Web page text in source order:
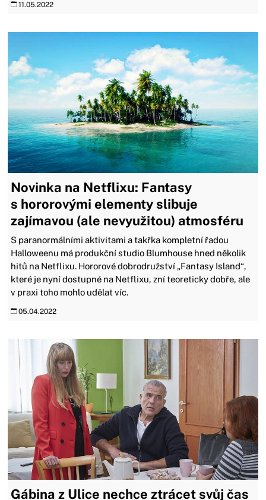
11.05.2022
Novinka na Netflixu: Fantasy
s hororovými elementy slibuje
zajímavou (ale nevyužitou) atmosféru
S paranormálními aktivitami a takřka kompletní řadou
Halloweenu má produkční studio Blumhouse hned několik
hitů na Netflixu. Hororové dobrodružství „Fantasy Island“,
které je nyní dostupné na Netflixu, zní teoreticky dobře, ale
v praxi toho mohlo udělat víc.
05.04.2022
Gábina z Ulice nechce ztrácet svůj čas